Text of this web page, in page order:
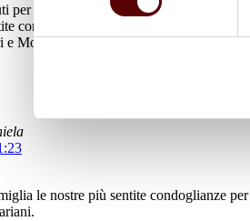
per l’accaduto ci stringiamo a te in
condoglianze.
e Monica.
le nostre più sentite condoglianze